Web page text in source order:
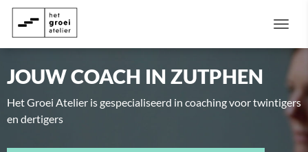
JOUW COACH IN ZUTPHEN
Het Groei Atelier is gespecialiseerd in coaching voor twintigers
en dertigers